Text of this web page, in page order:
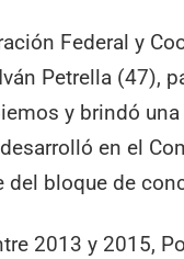
Federal y
Petrella (47),
y brindó
en el
bloque de
2013 y 2015,